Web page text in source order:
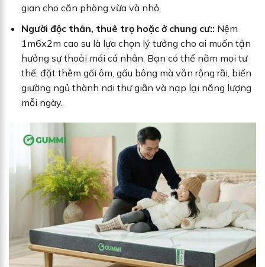
gian cho căn phòng vừa và nhỏ.
Người độc thân, thuê trọ hoặc ở chung cư:: Nệm
1m6x2m cao su là lựa chọn lý tưởng cho ai muốn tận
hưởng sự thoải mái cá nhân. Bạn có thể nằm mọi tư
thế, đặt thêm gối ôm, gấu bông mà vẫn rộng rãi, biến
giường ngủ thành nơi thư giãn và nạp lại năng lượng
mỗi ngày.